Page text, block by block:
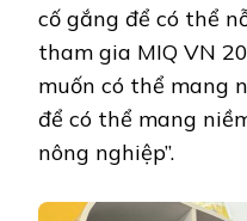
cố gắng để có thể
tham gia MIQ VN
muốn có thể mang
để có thể mang
nông nghiệp”.